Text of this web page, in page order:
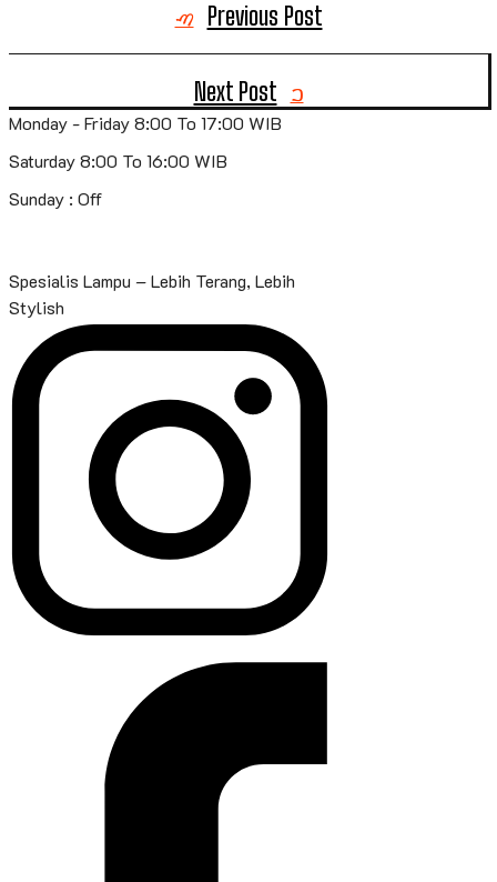
Previous Post
Next Post
Monday - Friday 8:00 To 17:00 WIB
Saturday 8:00 To 16:00 WIB
Sunday : Off
Spesialis Lampu – Lebih Terang, Lebih
Stylish